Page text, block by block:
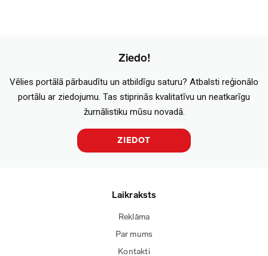
Ziedo!
Vēlies portālā pārbaudītu un atbildīgu saturu? Atbalsti reģionālo
portālu ar ziedojumu. Tas stiprinās kvalitatīvu un neatkarīgu
žurnālistiku mūsu novadā.
ZIEDOT
Laikraksts
Reklāma
Par mums
Kontakti